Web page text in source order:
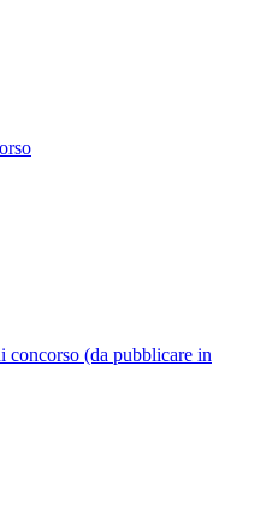
concorso (da pubblicare in